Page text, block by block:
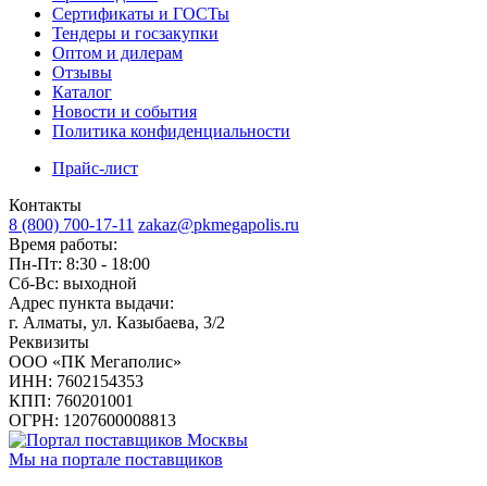
Сертификаты и ГОСТы
Тендеры и госзакупки
Оптом и дилерам
Отзывы
Каталог
Новости и события
Политика конфиденциальности
Прайс-лист
Контакты
8 (800) 700-17-11 zakaz@pkmegapolis.ru
Время работы:
Пн-Пт: 8:30 - 18:00
Сб-Вс: выходной
Адрес пункта выдачи:
г. Алматы, ул. Казыбаева, 3/2
Реквизиты
ООО «ПК Мегаполис»
ИНН: 7602154353
КПП: 760201001
ОГРН: 1207600008813
Мы на портале поставщиков